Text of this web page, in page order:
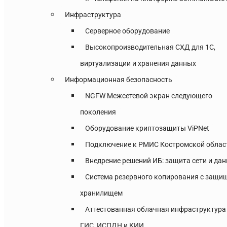
Инфраструктура
Серверное оборудование
Высокопроизводительная СХД для 1С,
виртуализации и хранения данных
Информационная безопасность
NGFW Межсетевой экран следующего
поколения
Оборудование криптозащиты ViPNet
Подключение к РМИС Костромской
Внедрение решений ИБ: защита сети и
Система резервного копирования с
хранилищем
Аттестованная облачная инфраструктура